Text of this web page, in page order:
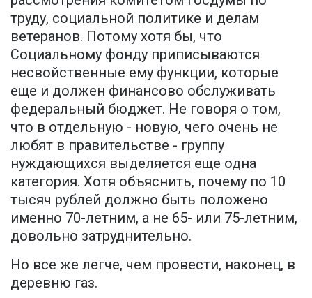
труду, социальной политике и делам
ветеранов. Потому хотя бы, что
Социальному фонду приписываются
несвойственные ему функции, которые
еще и должен финансово обслуживать
федеральный бюджет. Не говоря о том,
что в отдельную - новую, чего очень не
любят в правительстве - группу
нуждающихся выделяется еще одна
категория. Хотя объяснить, почему по 10
тысяч рублей должно быть положено
именно 70-летним, а не 65- или 75-летним,
довольно затруднительно.
Но все же легче, чем провести, наконец, в
деревню газ.